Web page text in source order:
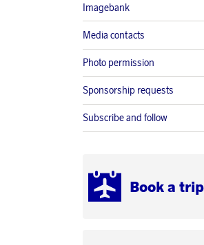
Imagebank
Media contacts
Photo permission
Sponsorship requests
Subscribe and follow
Book a trip